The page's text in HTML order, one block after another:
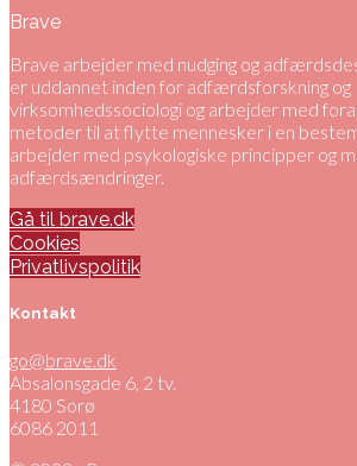
Brave
Brave arbejder med nudging og
er uddannet inden for adfærdsforskning og
virksomhedssociologi og arbejder med
metoder til at flytte mennesker i en
arbejder med psykologiske principper og
adfærdsændringer.
Gå til brave.dk
Cookies
Privatlivspolitik
Kontakt
go@brave.dk
Absalonsgade 6, 2 tv.
4180 Sorø
6086 2011